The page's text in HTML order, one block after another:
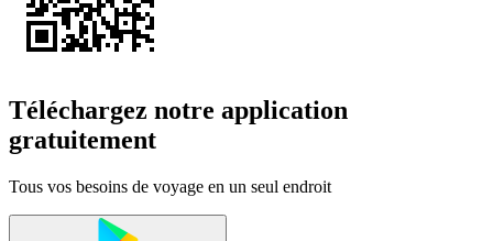
Téléchargez notre application
gratuitement
Tous vos besoins de voyage en un seul endroit